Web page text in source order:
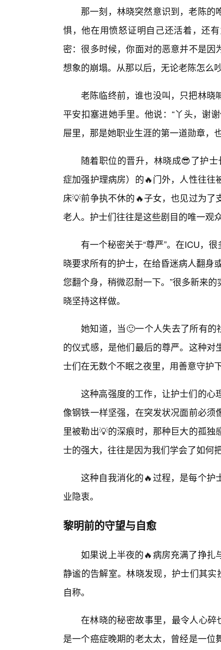
那一刻，林晓突然意识到，老陈
惧，他在用愤怒证明自己还活着，还
密：很多时候，你面对的恶意并不是
想象的崩塌。从那以后，无论老陈怎么
老陈临终前，谁也没叫，只把林晓
平安扣塞进她手里。他说：“丫头，谢
屉里，那是她职业生涯的第一道勋章，
随着职位的晋升，林晓成😎了护
症加强护理病房）的🔥门外，人性往
床💡前争执不休的🔥子女，也见过为
老人。护士们往往是这些剧目的唯一观
有一个秘密关于“尊严”。在ICU，
晓要求所有的护士，在给昏迷病人翻身
您翻个身，稍微忍耐一下。”很多新来
晓坚持这样做。
她知道，当🙂一个人失去了所有的
的仪式感，是他们最后的尊严。这种
士们在无数个不眠之夜里，用善意守护
这种高强度的工作，让护士们的心
像钢铁一样坚强，在突发状况面前必
里被勒出💡的深痕时，那种巨大的孤
士的强大，往往是因为我们学会了如何
这种自我消化的🔥过程，是每个护
业隐衷。
黎明前的守望与自愈
如果说上半夜的🔥病房充满了挣扎
静谧的告解室。林晓发现，护士们其
自称。
在林晓的秘密故事里，最令人心碎
是一个癌症晚期的老太太，曾经是一